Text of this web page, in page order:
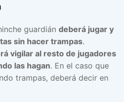
guardián deberá jugar y
sin hacer trampas.
vigilar al resto de jugadores
las hagan. En el caso que
trampas, deberá decir en